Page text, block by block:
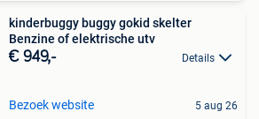
kinderbuggy buggy gokid skelter
Benzine of elektrische utv
€ 949,- Details
Bezoek website 5 aug 26